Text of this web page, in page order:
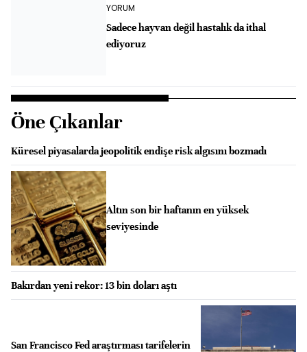
YORUM
Sadece hayvan değil hastalık da ithal
ediyoruz
Öne Çıkanlar
Küresel piyasalarda jeopolitik endişe risk algısını bozmadı
Altın son bir haftanın en yüksek
seviyesinde
Bakırdan yeni rekor: 13 bin doları aştı
San Francisco Fed araştırması tarifelerin